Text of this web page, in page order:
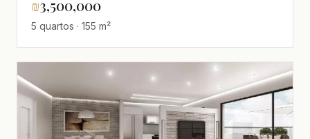
localização,Bom negócio,Boa
oportunidade,Boa orientação
solar,calmo,claro,Em uma rua tranquila,Em
bom estado,Lugar
quieto,Grande,Magnífico,Minicobertura,Projeto
de qualidade,espaçoso,Vista para o mar
₪3,500,000
5 quartos · 155 m²